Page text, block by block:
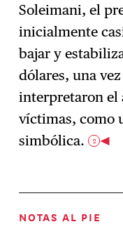
Soleimani, el
inicialmente
bajar y
dólares, una
interpretaron el
víctimas, como
simbólica. 2
NOTAS AL PIE